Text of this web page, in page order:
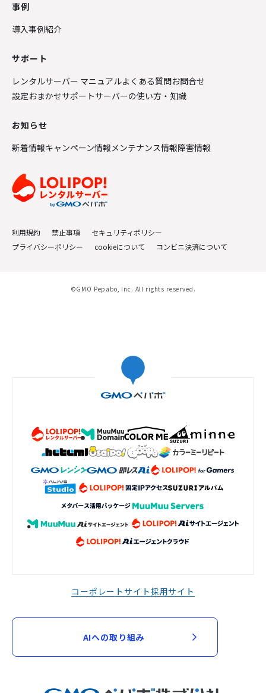
事例
導入事例紹介
サポート
レンタルサーバー マニュアルよくある質問お問合せ
設定おまかせサポートサーバーの使い方・知識
お知らせ
新着情報キャンペーン情報メンテナンス情報障害情報
利用規約 禁止事項
セキュリティポリシー
プライバシーポリシー
cookieについて コンビニ決済について
©GMO Pepabo, Inc. All rights reserved.
コーポレートサイト採用サイト
AIへの取り組み